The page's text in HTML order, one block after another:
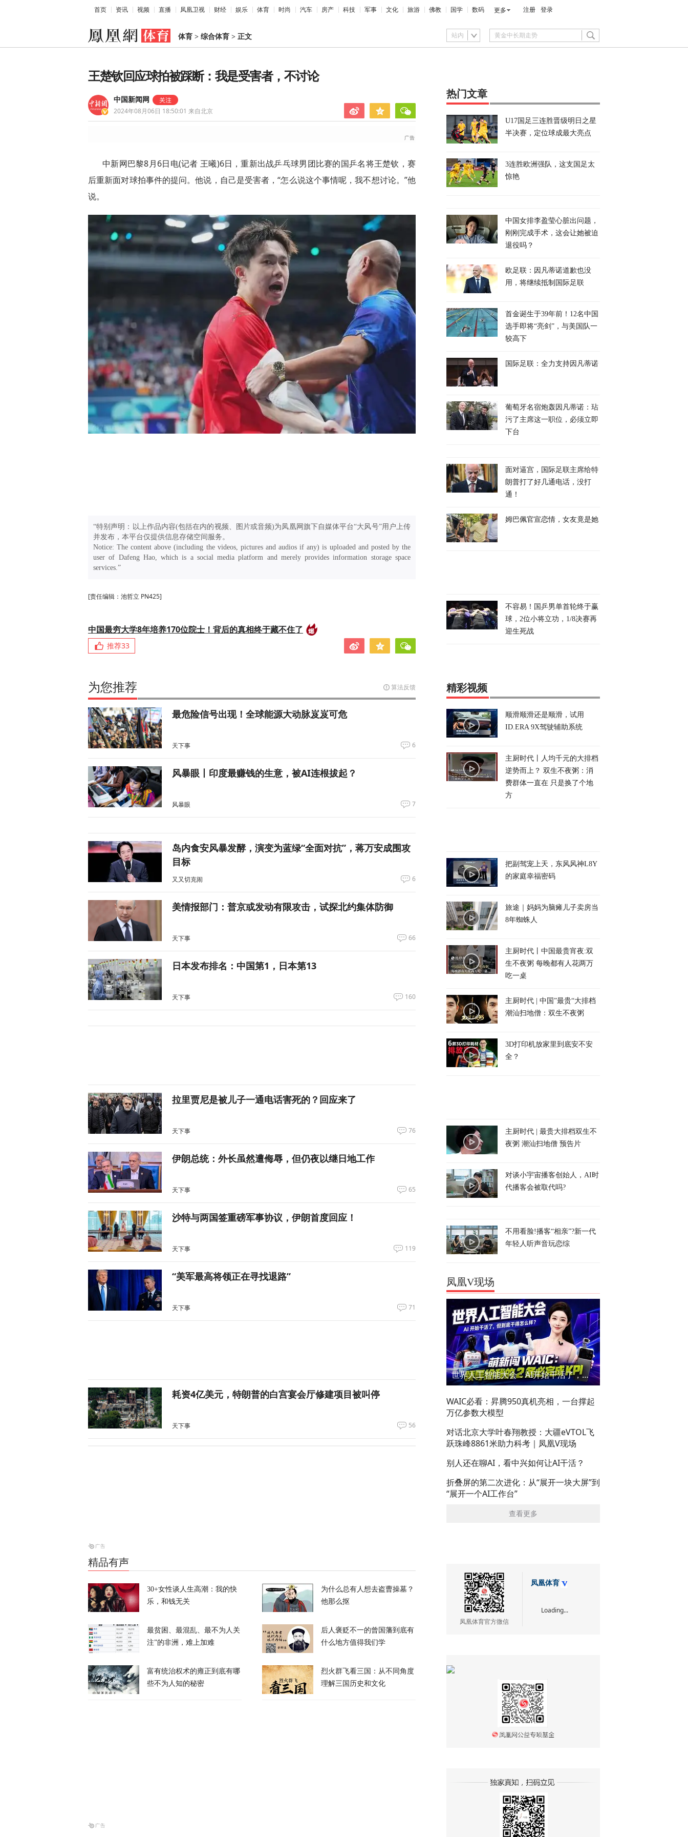
首页 资讯 视频 直播 凤凰卫视 财经 娱乐 体育 时尚 汽车 房产 科技 军事 文化 旅游 佛教 国学 数码 更多 注册 登录
体育 > 综合体育 > 正文 站内
王楚钦回应球拍被踩断：我是受害者，不讨论
中国新闻网
2024年08月06日 18:50:01 来自北京
中新网巴黎8月6日电(记者 王曦)6日，重新出战乒乓球男团比赛的国乒名将王楚钦，赛
后重新面对球拍事件的提问。他说，自己是受害者，“怎么说这个事情呢，我不想讨论。”他
说。
“特别声明：以上作品内容(包括在内的视频、图片或音频)为凤凰网旗下自媒体平台“大风号”用户上传
并发布，本平台仅提供信息存储空间服务。
Notice: The content above (including the videos, pictures and audios if any) is uploaded and posted by the
user of Dafeng Hao, which is a social media platform and merely provides information storage space
services.”
[责任编辑：池哲立 PN425]
中国最穷大学8年培养170位院士！背后的真相终于藏不住了
推荐33
为您推荐 算法反馈
最危险信号出现！全球能源大动脉岌岌可危
天下事 6
风暴眼丨印度最赚钱的生意，被AI连根拔起？
风暴眼 7
岛内食安风暴发酵，演变为蓝绿“全面对抗”，蒋万安成围攻
目标
又又切克闹 6
美情报部门：普京或发动有限攻击，试探北约集体防御
天下事 66
日本发布排名：中国第1，日本第13
天下事 160
拉里贾尼是被儿子一通电话害死的？回应来了
天下事 76
伊朗总统：外长虽然遭侮辱，但仍夜以继日地工作
天下事 65
沙特与两国签重磅军事协议，伊朗首度回应！
天下事 119
“美军最高将领正在寻找退路”
天下事 71
耗资4亿美元，特朗普的白宫宴会厅修建项目被叫停
天下事 56
特朗普：我的支持率应该是150%
天下事
泰国学生扫射校园，致7死15伤，犯案前先射杀祖父母
精品有声
30+女性谈人生高潮：我的快
乐，和钱无关
为什么总有人想去盗曹操墓？
他那么抠
最贫困、最混乱、最不为人关
注”的非洲，难上加难
后人褒贬不一的曾国藩到底有
什么地方值得我们学
富有统治权术的雍正到底有哪
些不为人知的秘密
烈火群飞看三国：从不同角度
理解三国历史和文化
热门文章
U17国足三连胜晋级明日之星
半决赛，定位球成最大亮点
3连胜欧洲强队，这支国足太
惊艳
中国女排李盈莹心脏出问题，
刚刚完成手术，这会让她被迫
退役吗？
欧足联：因凡蒂诺道歉也没
用，将继续抵制国际足联
首金诞生于39年前！12名中国
选手即将“亮剑”，与美国队一
较高下
国际足联：全力支持因凡蒂诺
葡萄牙名宿炮轰因凡蒂诺：玷
污了主席这一职位，必须立即
下台
面对逼宫，国际足联主席给特
朗普打了好几通电话，没打
通！
姆巴佩官宣恋情，女友竟是她
不容易！国乒男单首轮终于赢
球，2位小将立功，1/8决赛再
迎生死战
精彩视频
顺滑顺滑还是顺滑，试用
ID.ERA 9X驾驶辅助系统
主厨时代丨人均千元的大排档
逆势而上？ 双生不夜粥：消
费群体一直在 只是换了个地
方
把副驾宠上天，东风风神L8Y
的家庭幸福密码
旅途｜妈妈为脑瘫儿子卖房当
8年蜘蛛人
主厨时代丨中国最贵宵夜:双
生不夜粥 每晚都有人花两万
吃一桌
主厨时代 | 中国”最贵“大排档
潮汕扫地僧：双生不夜粥
3D打印机放家里到底安不安
全？
主厨时代 | 最贵大排档双生不
夜粥 潮汕扫地僧 预告片
对谈小宇宙播客创始人，AI时
代播客会被取代吗?
不用看脸!播客“相亲”?新一代
年轻人听声音玩恋综
凤凰V现场
世界人工智能大会：AI开始干活了，但到底干的怎么样？萌新闯WAIC
WAIC必看：昇腾950真机亮相，一台撑起
万亿参数大模型
对话北京大学叶春翔教授：大疆eVTOL飞
跃珠峰8861米助力科考｜凤凰V现场
别人还在聊AI，看中兴如何让AI干活？
折叠屏的第二次进化：从“展开一块大屏”到
“展开一个AI工作台”
查看更多
凤凰体育官方微信
凤凰体育
Loading...